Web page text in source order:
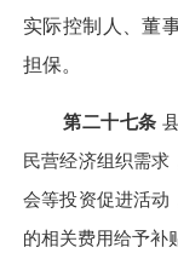
实际控制人、董
担保。
第二十七条
民营经济组织需求
会等投资促进活动
的相关费用给予补